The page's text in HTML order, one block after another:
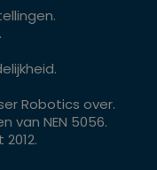
Robotics over.
van NEN 5056.